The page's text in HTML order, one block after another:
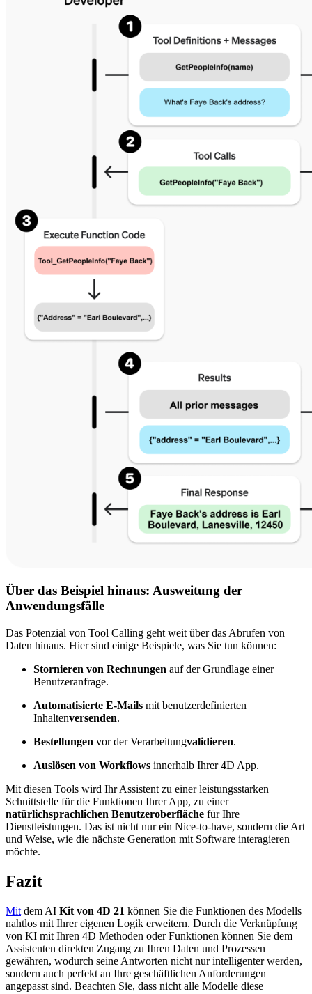
Über das Beispiel hinaus: Ausweitung der
Anwendungsfälle
Das Potenzial von Tool Calling geht weit über das Abrufen von
Daten hinaus. Hier sind einige Beispiele, was Sie tun können:
Stornieren von Rechnungen auf der Grundlage einer
Benutzeranfrage.
Automatisierte E-Mails mit benutzerdefinierten
Inhaltenversenden.
Bestellungen vor der Verarbeitungvalidieren.
Auslösen von Workflows innerhalb Ihrer 4D App.
Mit diesen Tools wird Ihr Assistent zu einer leistungsstarken
Schnittstelle für die Funktionen Ihrer App, zu einer
natürlichsprachlichen Benutzeroberfläche für Ihre
Dienstleistungen. Das ist nicht nur ein Nice-to-have, sondern die Art
und Weise, wie die nächste Generation mit Software interagieren
möchte.
Fazit
Mit dem AI Kit von 4D 21 können Sie die Funktionen des Modells
nahtlos mit Ihrer eigenen Logik erweitern. Durch die Verknüpfung
von KI mit Ihren 4D Methoden oder Funktionen können Sie dem
Assistenten direkten Zugang zu Ihren Daten und Prozessen
gewähren, wodurch seine Antworten nicht nur intelligenter werden,
sondern auch perfekt an Ihre geschäftlichen Anforderungen
angepasst sind. Beachten Sie, dass nicht alle Modelle diese